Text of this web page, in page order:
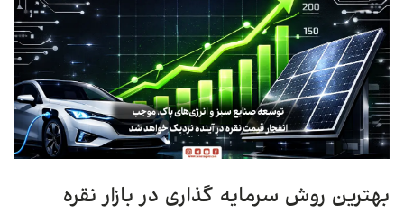
بهترین روش سرمایه گذاری در بازار نقره